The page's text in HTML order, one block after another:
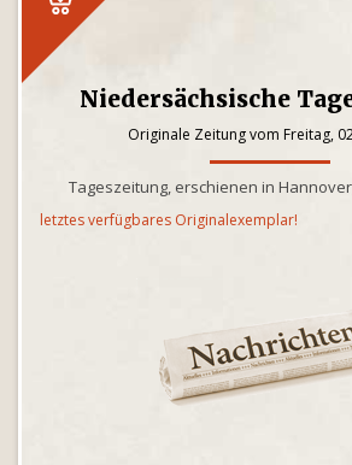
Niedersächsische
Originale Zeitung vom Freitag,
Tageszeitung, erschienen in
letztes verfügbares Originalexemplar!